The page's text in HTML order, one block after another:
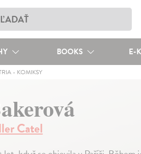
BOOKS E-
- KOMIKSY
Catel